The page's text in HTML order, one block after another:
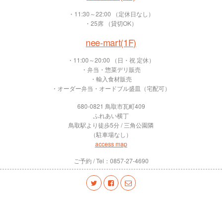
・11:30～22:00 （定休日なし）
・25席 （貸切OK）
nee-mart(1F)
・11:00～20:00 （日・祝 定休）
・弁当・惣菜デリ販売
・輸入食材販売
・オーダー弁当・オードブル盛皿（宅配可）
680-0821 鳥取市瓦町409
ふれあい横丁
鳥取駅より徒歩5分 / 三角公園隣
（駐車場なし）
access map
ご予約 / Tel：0857-27-4690